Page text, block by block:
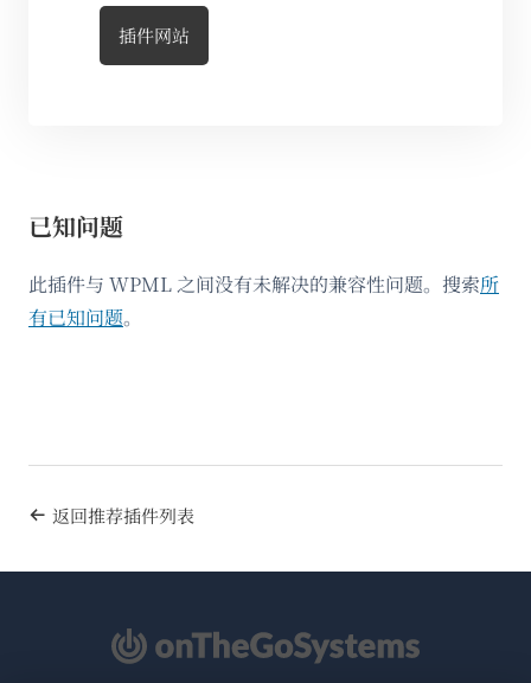
插件网站
已知问题
此插件与 WPML 之间没有未解决的兼容性问题。搜索所
有已知问题。
返回推荐插件列表